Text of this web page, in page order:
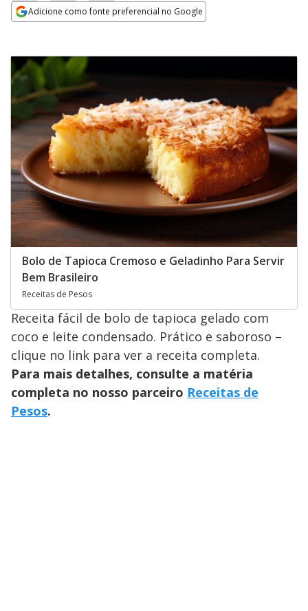
Adicione como fonte preferencial no Google
Bolo de Tapioca Cremoso e Geladinho Para Servir
Bem Brasileiro
Receitas de Pesos
Receita fácil de bolo de tapioca gelado com
coco e leite condensado. Prático e saboroso –
clique no link para ver a receita completa.
Para mais detalhes, consulte a matéria
completa no nosso parceiro Receitas de
Pesos.